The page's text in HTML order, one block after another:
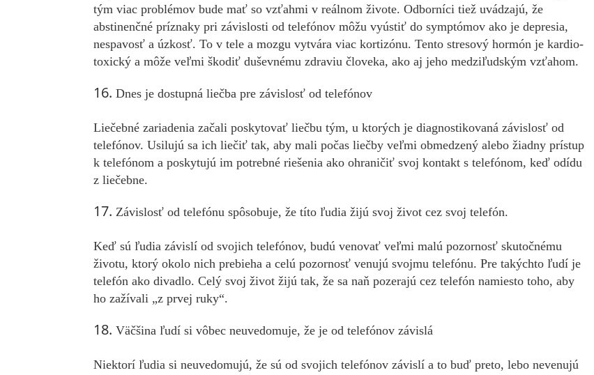
tým viac problémov bude mať so vzťahmi v reálnom živote. Odborníci tiež uvádzajú, že
abstinenčné príznaky pri závislosti od telefónov môžu vyústiť do symptómov ako je depresia,
nespavosť a úzkosť. To v tele a mozgu vytvára viac kortizónu. Tento stresový hormón je kardio-
toxický a môže veľmi škodiť duševnému zdraviu človeka, ako aj jeho medziľudským vzťahom.
Dnes je dostupná liečba pre závislosť od telefónov
Liečebné zariadenia začali poskytovať liečbu tým, u ktorých je diagnostikovaná závislosť od
telefónov. Usilujú sa ich liečiť tak, aby mali počas liečby veľmi obmedzený alebo žiadny prístup
k telefónom a poskytujú im potrebné riešenia ako ohraničiť svoj kontakt s telefónom, keď odídu
z liečebne.
Závislosť od telefónu spôsobuje, že títo ľudia žijú svoj život cez svoj telefón.
Keď sú ľudia závislí od svojich telefónov, budú venovať veľmi malú pozornosť skutočnému
životu, ktorý okolo nich prebieha a celú pozornosť venujú svojmu telefónu. Pre takýchto ľudí je
telefón ako divadlo. Celý svoj život žijú tak, že sa naň pozerajú cez telefón namiesto toho, aby
ho zažívali „z prvej ruky“.
Väčšina ľudí si vôbec neuvedomuje, že je od telefónov závislá
Niektorí ľudia si neuvedomujú, že sú od svojich telefónov závislí a to buď preto, lebo nevenujú